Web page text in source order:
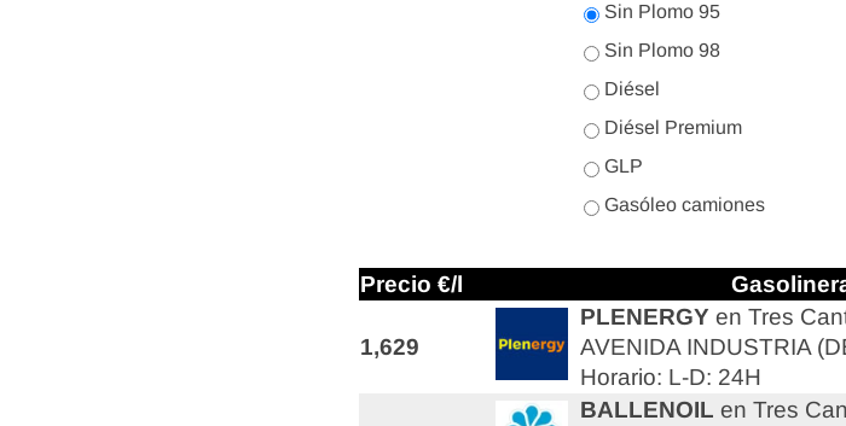
Sin Plomo 95
Sin Plomo 98
Diésel
Diésel Premium
GLP
Gasóleo camiones
Precio €/l
1,629
PLENERGY en Tres
AVENIDA INDUSTRIA
Horario: L-D: 24H
BALLENOIL en Tres